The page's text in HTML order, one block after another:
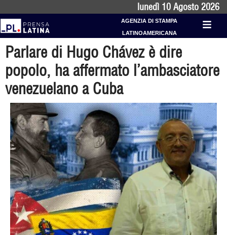
lunedì 10 Agosto 2026
AGENZIA DI STAMPA
LATINOAMERICANA
Parlare di Hugo Chávez è dire
popolo, ha affermato l’ambasciatore
venezuelano a Cuba